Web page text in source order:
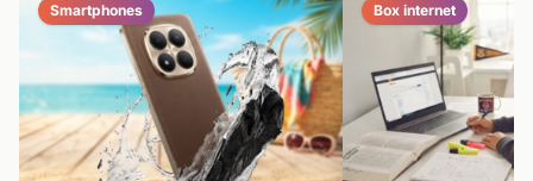
Smartphones Box internet